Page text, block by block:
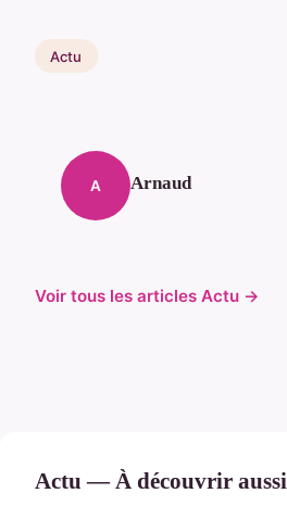
Actu
A Arnaud
Voir tous les articles Actu →
Actu — À découvrir aussi